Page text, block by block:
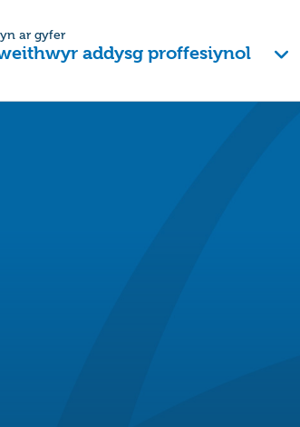
ar gyfer
addysg proffesiynol